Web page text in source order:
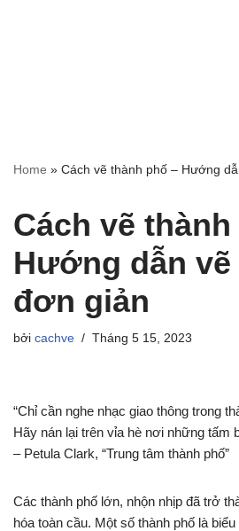
Home » Cách vẽ thành phố – Hướng
Cách vẽ
Hướng dẫn
đơn giản
bởi cachve Tháng 5 15, 2023
“Chỉ cần nghe nhạc giao thông trong
Hãy nán lại trên vỉa hè nơi những tấm
– Petula Clark, “Trung tâm thành phố”
Các thành phố lớn, nhộn nhịp đã trở
hóa toàn cầu. Một số thành phố là